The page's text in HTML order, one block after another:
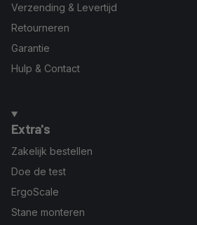
Verzending & Levertijd
Retourneren
Garantie
Hulp & Contact
Extra's
Zakelijk bestellen
Doe de test
ErgoScale
Stane monteren